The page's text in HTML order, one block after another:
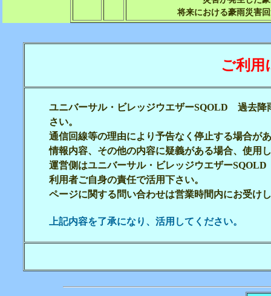
将来における豪雨災害
ご利用
ユニバーサル・ビレッジウエザーSQOLD 過去降
さい。
通信回線等の理由により予告なく停止する場合が
情報内容、その他の内容に疑義がある場合、使用
運営側はユニバーサル・ビレッジウエザー
利用者ご自身の責任で活用下さい。
ページに関する問い合わせは営業時間内にお受け
上記内容を了承になり、活用してください。